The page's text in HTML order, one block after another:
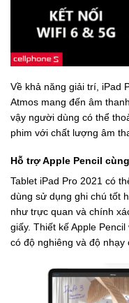
Về khả năng giải trí, iPad
Atmos mang đến âm
vậy người dùng có thể
phim với chất lượng âm
Hỗ trợ Apple Pencil
Tablet iPad Pro 2021 có
dùng sử dụng ghi chú tốt
như trực quan và chính
giấy. Thiết kế Apple
có độ nghiêng và độ